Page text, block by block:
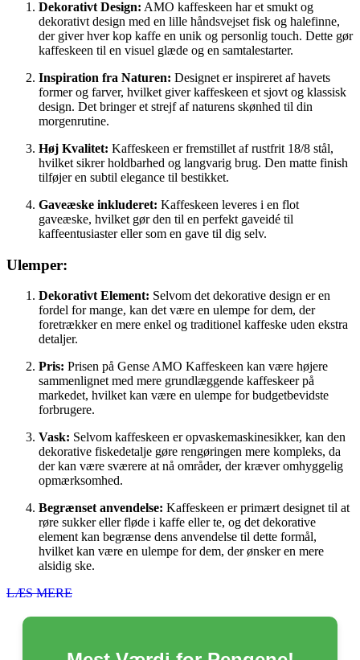
Dekorativt Design: AMO kaffeskeen har et smukt og
dekorativt design med en lille håndsvejset fisk og halefinne,
der giver hver kop kaffe en unik og personlig touch. Dette gør
kaffeskeen til en visuel glæde og en samtalestarter.
Inspiration fra Naturen: Designet er inspireret af havets
former og farver, hvilket giver kaffeskeen et sjovt og klassisk
design. Det bringer et strejf af naturens skønhed til din
morgenrutine.
Høj Kvalitet: Kaffeskeen er fremstillet af rustfrit 18/8 stål,
hvilket sikrer holdbarhed og langvarig brug. Den matte finish
tilføjer en subtil elegance til bestikket.
Gaveæske inkluderet: Kaffeskeen leveres i en flot
gaveæske, hvilket gør den til en perfekt gaveidé til
kaffeentusiaster eller som en gave til dig selv.
Ulemper:
Dekorativt Element: Selvom det dekorative design er en
fordel for mange, kan det være en ulempe for dem, der
foretrækker en mere enkel og traditionel kaffeske uden ekstra
detaljer.
Pris: Prisen på Gense AMO Kaffeskeen kan være højere
sammenlignet med mere grundlæggende kaffeskeer på
markedet, hvilket kan være en ulempe for budgetbevidste
forbrugere.
Vask: Selvom kaffeskeen er opvaskemaskinesikker, kan den
dekorative fiskedetalje gøre rengøringen mere kompleks, da
der kan være sværere at nå områder, der kræver omhyggelig
opmærksomhed.
Begrænset anvendelse: Kaffeskeen er primært designet til at
røre sukker eller fløde i kaffe eller te, og det dekorative
element kan begrænse dens anvendelse til dette formål,
hvilket kan være en ulempe for dem, der ønsker en mere
alsidig ske.
LÆS MERE